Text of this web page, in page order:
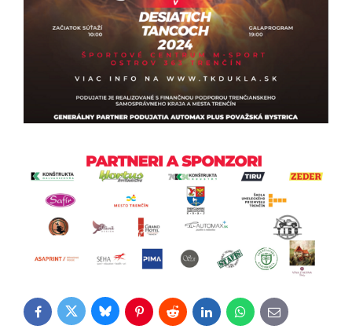
FacebookTwitterBlueskyPinterestReddit LinkedInWhatsApp
E-
mail